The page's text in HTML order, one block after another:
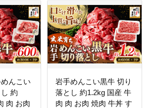
んこい
約
肉 お肉
岩手めんこい黒牛 切り
落とし 約1.2kg 国産 牛
肉 肉 お肉 焼肉 牛丼 す